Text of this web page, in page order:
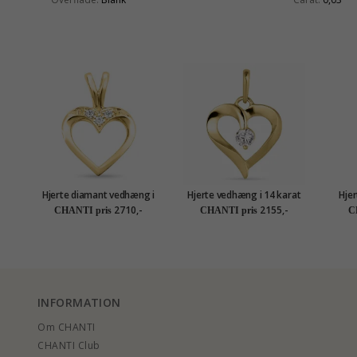
Hjerte diamant vedhæng i
14 karat guld 0,02 ct
CHANTI pris 2710,-
Hjerte vedhæng i 14 karat
guld - Gold Collection
CHANTI pris 2155,-
INFORMATION
Om CHANTI
CHANTI Club